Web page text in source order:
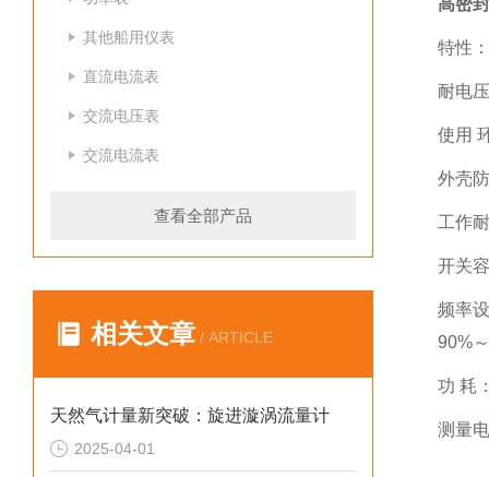
其他船用仪表
直流电流表
交流电压表
交流电流表
查看全部产品
相关文章 / ARTICLE
天然气计量新突破：旋进漩涡流量计
2025-04-01
高密
特性
耐电
使用
外壳
工作
开关
频率
90%
功 耗
测量